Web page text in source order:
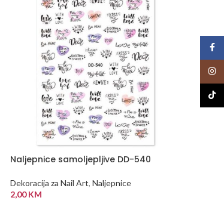
Naljepnice samoljepljive DD-540
Dekoracija za Nail Art, Naljepnice
2,00KM